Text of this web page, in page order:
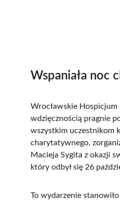
Wspaniała noc
Wrocławskie Hospicjum
wdzięcznością pragnie
wszystkim uczestnikom
charytatywnego,
Macieja Sygita z okazji
który odbył się 26
To wydarzenie